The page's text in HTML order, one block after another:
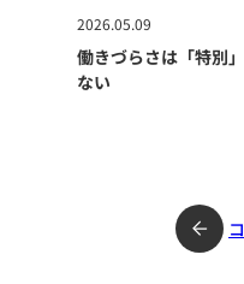
2026.05.09
働きづらさは「特別
ない